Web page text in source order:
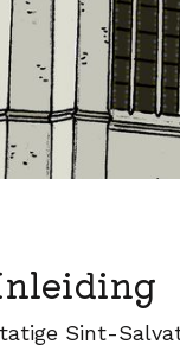
Sint-